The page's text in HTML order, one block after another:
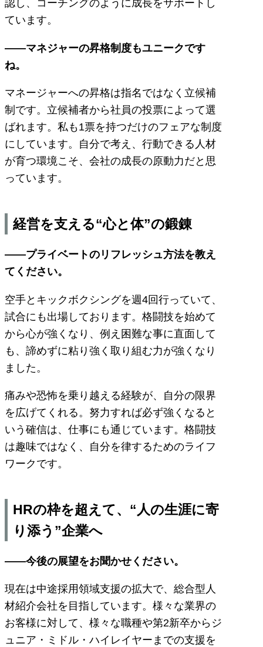
認し、コーチングのように成長をサポートし
ています。
――マネジャーの昇格制度もユニークです
ね。
マネージャーへの昇格は指名ではなく立候補
制です。立候補者から社員の投票によって選
ばれます。私も1票を持つだけのフェアな制度
にしています。自分で考え、行動できる人材
が育つ環境こそ、会社の成長の原動力だと思
っています。
経営を支える“心と体”の鍛錬
――プライベートのリフレッシュ方法を教え
てください。
空手とキックボクシングを週4回行っていて、
試合にも出場しております。格闘技を始めて
から心が強くなり、例え困難な事に直面して
も、諦めずに粘り強く取り組む力が強くなり
ました。
痛みや恐怖を乗り越える経験が、自分の限界
を広げてくれる。努力すれば必ず強くなると
いう確信は、仕事にも通じています。格闘技
は趣味ではなく、自分を律するためのライフ
ワークです。
HRの枠を超えて、“人の生涯に寄
り添う”企業へ
――今後の展望をお聞かせください。
現在は中途採用領域支援の拡大で、総合型人
材紹介会社を目指しています。様々な業界の
お客様に対して、様々な職種や第2新卒からジ
ュニア・ミドル・ハイレイヤーまでの支援を